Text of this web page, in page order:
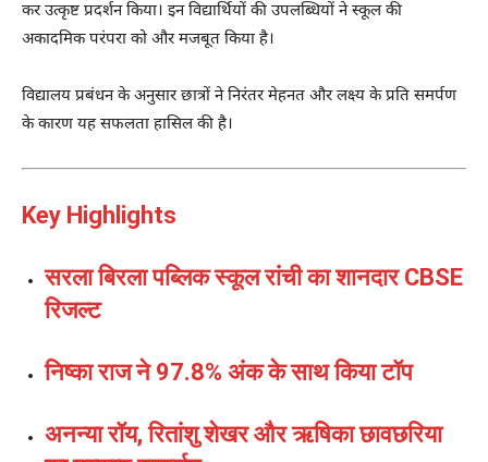
कर उत्कृष्ट प्रदर्शन किया। इन विद्यार्थियों की उपलब्धियों ने स्कूल की
अकादमिक परंपरा को और मजबूत किया है।
विद्यालय प्रबंधन के अनुसार छात्रों ने निरंतर मेहनत और लक्ष्य के प्रति समर्पण
के कारण यह सफलता हासिल की है।
Key Highlights
सरला बिरला पब्लिक स्कूल रांची का शानदार CBSE
रिजल्ट
निष्का राज ने 97.8% अंक के साथ किया टॉप
अनन्या रॉय, रितांशु शेखर और ऋषिका छावछरिया